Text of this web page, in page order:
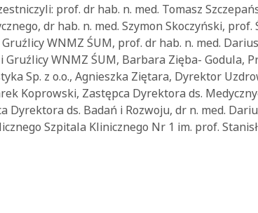
prof. dr hab. n. med. Tomasz
dr hab. n. med. Szymon Skoczyński,
WNMZ ŚUM, prof. dr hab. n. med.
Gruźlicy WNMZ ŚUM, Barbara Zięba- Godula,
Sp. z o.o., Agnieszka Ziętara, Dyrektor
Koprowski, Zastępca Dyrektora ds.
Dyrektora ds. Badań i Rozwoju, dr n. med.
Szpitala Klinicznego Nr 1 im. prof.